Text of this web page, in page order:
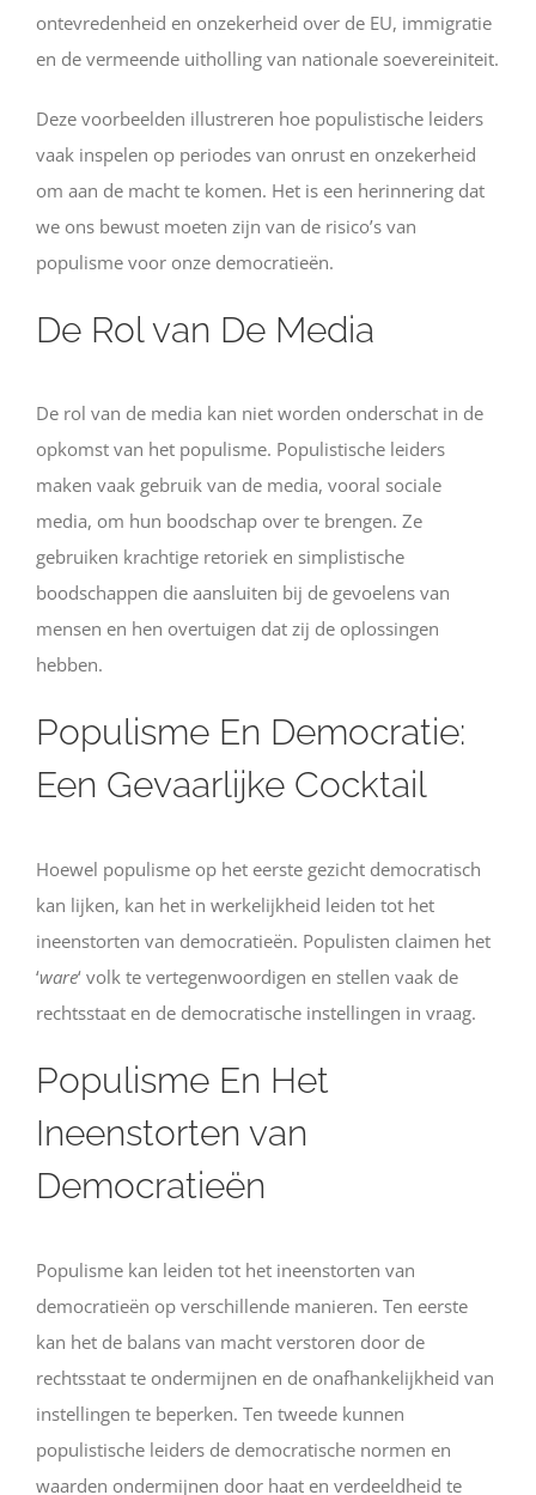
ontevredenheid en onzekerheid over de EU, immigratie
en de vermeende uitholling van nationale soevereiniteit.
Deze voorbeelden illustreren hoe populistische leiders
vaak inspelen op periodes van onrust en onzekerheid
om aan de macht te komen. Het is een herinnering dat
we ons bewust moeten zijn van de risico’s van
populisme voor onze democratieën.
De Rol van De Media
De rol van de media kan niet worden onderschat in de
opkomst van het populisme. Populistische leiders
maken vaak gebruik van de media, vooral sociale
media, om hun boodschap over te brengen. Ze
gebruiken krachtige retoriek en simplistische
boodschappen die aansluiten bij de gevoelens van
mensen en hen overtuigen dat zij de oplossingen
hebben.
Populisme En Democratie:
Een Gevaarlijke Cocktail
Hoewel populisme op het eerste gezicht democratisch
kan lijken, kan het in werkelijkheid leiden tot het
ineenstorten van democratieën. Populisten claimen het
‘ware‘ volk te vertegenwoordigen en stellen vaak de
rechtsstaat en de democratische instellingen in vraag.
Populisme En Het
Ineenstorten van
Democratieën
Populisme kan leiden tot het ineenstorten van
democratieën op verschillende manieren. Ten eerste
kan het de balans van macht verstoren door de
rechtsstaat te ondermijnen en de onafhankelijkheid van
instellingen te beperken. Ten tweede kunnen
populistische leiders de democratische normen en
waarden ondermijnen door haat en verdeeldheid te